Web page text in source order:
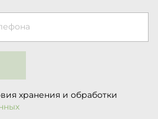
хранения и обработки